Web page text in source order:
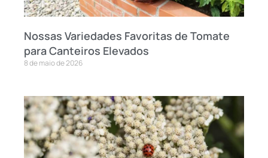
Nossas Variedades Favoritas de Tomate
para Canteiros Elevados
8 de maio de 2026